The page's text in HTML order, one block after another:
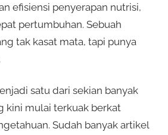
efisiensi penyerapan nutrisi,
pertumbuhan. Sebuah
tak kasat mata, tapi punya
satu dari sekian banyak
kini mulai terkuak berkat
Sudah banyak artikel